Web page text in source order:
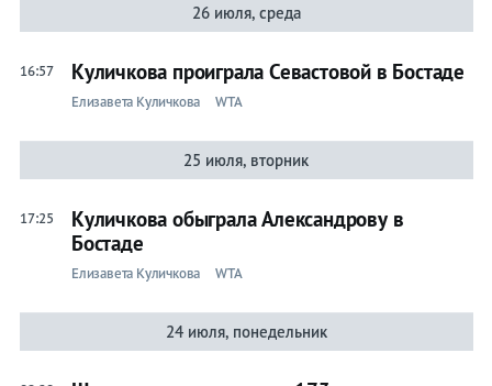
26 июля, среда
16:57 Куличкова проиграла Севастовой в Бостаде
Елизавета Куличкова WTA
25 июля, вторник
17:25
Куличкова обыграла Александрову в
Бостаде
Елизавета Куличкова WTA
24 июля, понедельник